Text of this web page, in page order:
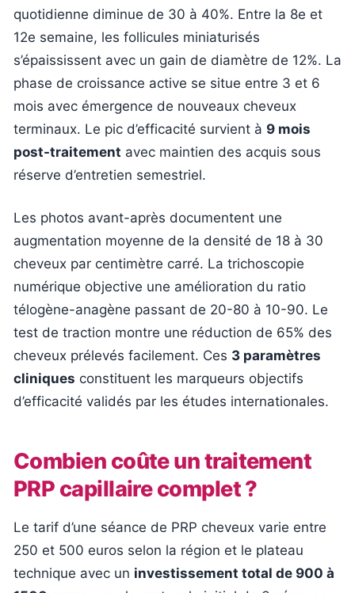
quotidienne diminue de 30 à 40%. Entre la 8e et
12e semaine, les follicules miniaturisés
s’épaississent avec un gain de diamètre de 12%. La
phase de croissance active se situe entre 3 et 6
mois avec émergence de nouveaux cheveux
terminaux. Le pic d’efficacité survient à 9 mois
post-traitement avec maintien des acquis sous
réserve d’entretien semestriel.
Les photos avant-après documentent une
augmentation moyenne de la densité de 18 à 30
cheveux par centimètre carré. La trichoscopie
numérique objective une amélioration du ratio
télogène-anagène passant de 20-80 à 10-90. Le
test de traction montre une réduction de 65% des
cheveux prélevés facilement. Ces 3 paramètres
cliniques constituent les marqueurs objectifs
d’efficacité validés par les études internationales.
Combien coûte un traitement
PRP capillaire complet ?
Le tarif d’une séance de PRP cheveux varie entre
250 et 500 euros selon la région et le plateau
technique avec un investissement total de 900 à